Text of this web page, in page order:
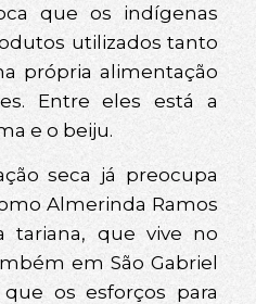
que os indígenas
utilizados tanto
própria alimentação
Entre eles está a
e o beiju.
seca já preocupa
Almerinda Ramos
tariana, que vive no
em São Gabriel
os esforços para